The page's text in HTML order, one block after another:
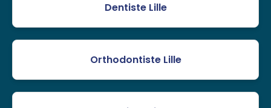
Dentiste Lille
Orthodontiste Lille